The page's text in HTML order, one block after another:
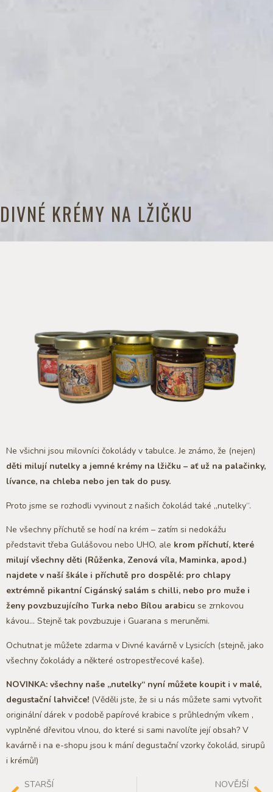
DIVNÉ KRÉMY NA LŽIČKU
Ne všichni jsou milovníci čokolády v tabulce. Je známo, že (nejen)
děti milují nutelky a jemné krémy na lžičku – ať už na palačinky,
lívance, na chleba nebo jen tak do pusy.
Proto jsme se rozhodli vyvinout z našich čokolád také „nutelky“.
Ne všechny příchutě se hodí na krém – zatím si nedokážu
představit třeba Gulášovou nebo UHO, ale krom příchutí, které
milují všechny děti (Růženka, Zenová víla, Maminka, apod.)
najdete v naší škále i příchutě pro dospělé: pro chlapy
extrémně pikantní Cigánský salám s chilli, nebo pro muže i
ženy povzbuzujícího Turka nebo Bílou arabicu se zrnkovou
kávou… Stejně tak povzbuzuje i Guarana s meruněmi.
Ochutnat je můžete zdarma v Divné kavárně v Lysicích (stejně, jako
všechny čokolády a některé ostropestřecové kaše).
NOVINKA: všechny naše „nutelky“ nyní můžete koupit i v malé,
degustační lahvičce! (Věděli jste, že si u nás můžete sami vytvořit
originální dárek v podobě papírové krabice s průhledným víkem ,
vyplněné dřevitou vlnou, do které si sami navolíte její obsah? V
kavárně i na e-shopu jsou k mání degustační vzorky čokolád, sirupů
i krémů!)
STARŠÍ NOVĚJŠÍ